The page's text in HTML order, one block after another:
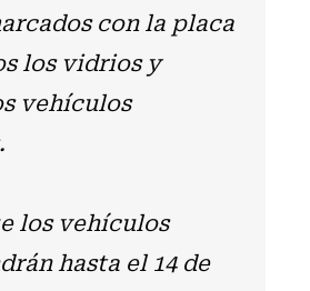
con la placa
los vidrios y
vehículos
los vehículos
hasta el 14 de